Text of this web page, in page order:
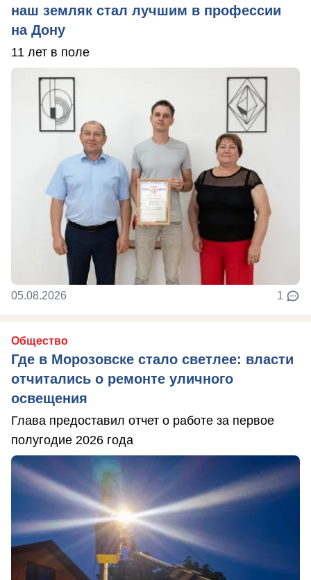
наш земляк стал лучшим в профессии
на Дону
11 лет в поле
05.08.2026 1
Общество
Где в Морозовске стало светлее: власти
отчитались о ремонте уличного
освещения
Глава предоставил отчет о работе за первое
полугодие 2026 года